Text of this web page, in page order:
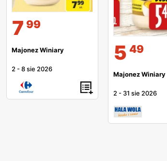
7 99
Majonez Winiary
2 -8 sie 2026
5 49
Majonez Winiary
2 - 31 sie 2026